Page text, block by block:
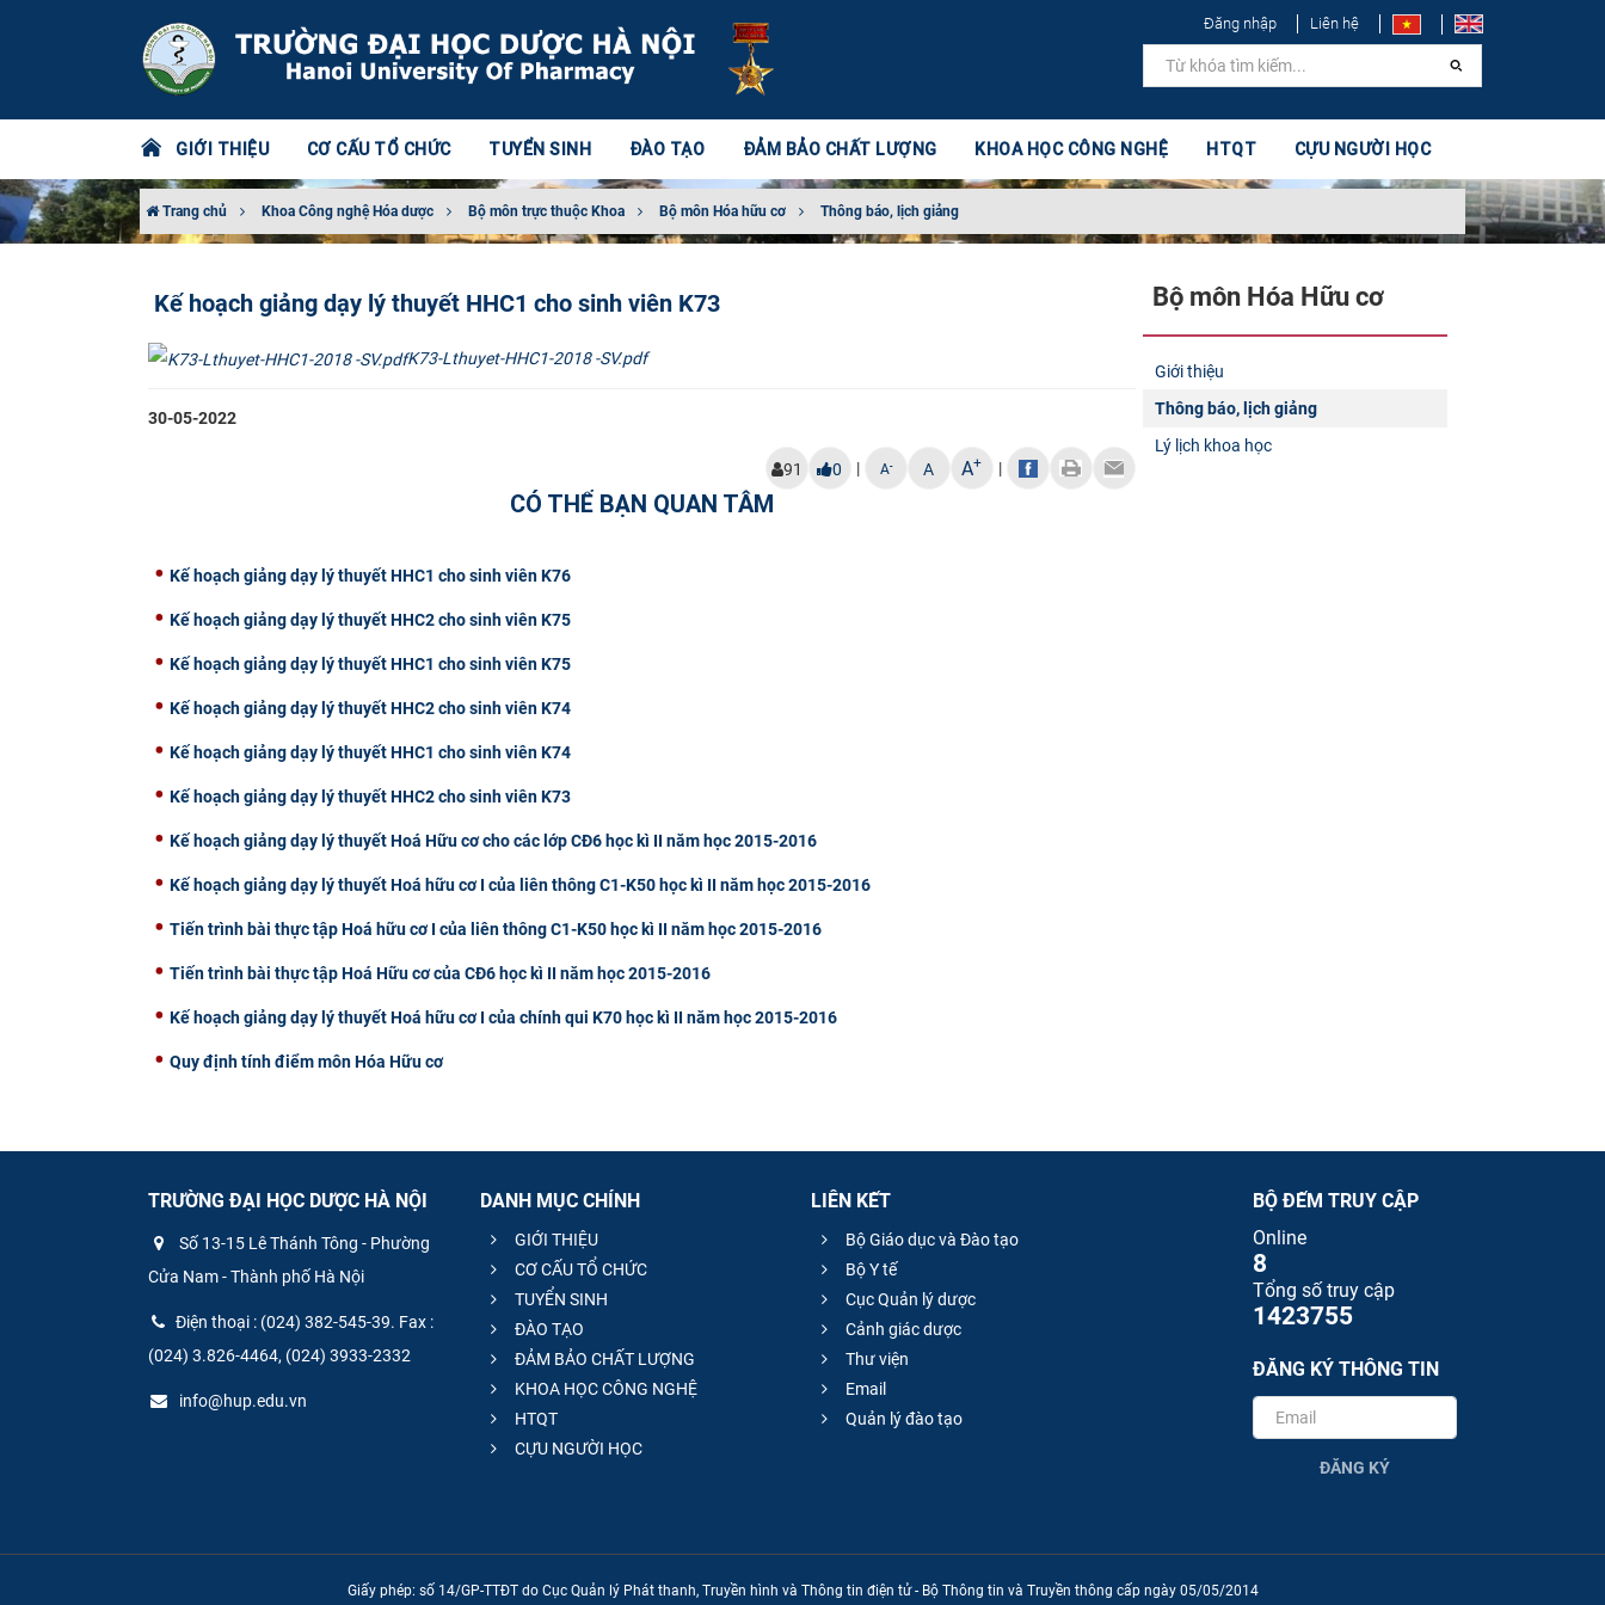
Đăng nhập Liên hệ
GIỚI THIỆU CƠ CẤU TỔ CHỨC TUYỂN SINH ĐÀO TẠO ĐẢM BẢO CHẤT LƯỢNG KHOA HỌC CÔNG NGHỆ HTQT CỰU NGƯỜI HỌC
Trang chủ Khoa Công nghệ Hóa dược Bộ môn trực thuộc Khoa Bộ môn Hóa hữu cơ Thông báo, lịch giảng
Kế hoạch giảng dạy lý thuyết HHC1 cho sinh viên K73
K73-Lthuyet-HHC1-2018 -SV.pdf
30-05-2022
91 0 | A- A A+ |
CÓ THỂ BẠN QUAN TÂM
Kế hoạch giảng dạy lý thuyết HHC1 cho sinh viên K76
Kế hoạch giảng dạy lý thuyết HHC2 cho sinh viên K75
Kế hoạch giảng dạy lý thuyết HHC1 cho sinh viên K75
Kế hoạch giảng dạy lý thuyết HHC2 cho sinh viên K74
Kế hoạch giảng dạy lý thuyết HHC1 cho sinh viên K74
Kế hoạch giảng dạy lý thuyết HHC2 cho sinh viên K73
Kế hoạch giảng dạy lý thuyết Hoá Hữu cơ cho các lớp CĐ6 học kì II năm học 2015-2016
Kế hoạch giảng dạy lý thuyết Hoá hữu cơ I của liên thông C1-K50 học kì II năm học 2015-2016
Tiến trình bài thực tập Hoá hữu cơ I của liên thông C1-K50 học kì II năm học 2015-2016
Tiến trình bài thực tập Hoá Hữu cơ của CĐ6 học kì II năm học 2015-2016
Kế hoạch giảng dạy lý thuyết Hoá hữu cơ I của chính qui K70 học kì II năm học 2015-2016
Quy định tính điểm môn Hóa Hữu cơ
Bộ môn Hóa Hữu cơ
Giới thiệu
Thông báo, lịch giảng
Lý lịch khoa học
TRƯỜNG ĐẠI HỌC DƯỢC HÀ NỘI
Số 13-15 Lê Thánh Tông - Phường
Cửa Nam - Thành phố Hà Nội
Điện thoại : (024) 382-545-39. Fax :
(024) 3.826-4464, (024) 3933-2332
info@hup.edu.vn
DANH MỤC CHÍNH
GIỚI THIỆU
CƠ CẤU TỔ CHỨC
TUYỂN SINH
ĐÀO TẠO
ĐẢM BẢO CHẤT LƯỢNG
KHOA HỌC CÔNG NGHỆ
HTQT
CỰU NGƯỜI HỌC
LIÊN KẾT
Bộ Giáo dục và Đào tạo
Bộ Y tế
Cục Quản lý dược
Cảnh giác dược
Thư viện
Email
Quản lý đào tạo
BỘ ĐẾM TRUY CẬP
Online
8
Tổng số truy cập
1423755
ĐĂNG KÝ THÔNG TIN
ĐĂNG KÝ
Giấy phép: số 14/GP-TTĐT do Cục Quản lý Phát thanh, Truyền hình và Thông tin điện tử - Bộ Thông tin và Truyền thông cấp ngày 05/05/2014